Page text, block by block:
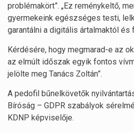
problémakört”. „Ez reménykeltő,
gyermekeink egészséges testi,
garantálni a digitális ártalmaktól
Kérdésére, hogy megmarad-e az
az elmúlt időszak egyik fontos
jelölte meg Tanács Zoltán”.
A pedofil bűnelkövetők
Bíróság – GDPR szabályok
KDNP képviselője.